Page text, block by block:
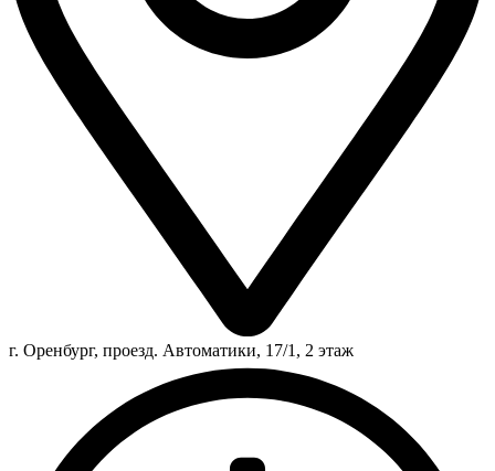
г. Оренбург, проезд. Автоматики, 17/1, 2 этаж